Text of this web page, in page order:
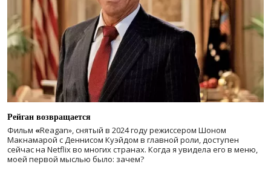
Рейган возвращается
Фильм «Reagan», снятый в 2024 годурежиссером Шоном
Макнамарой с Деннисом Куэйдом в главной роли, доступен
сейчас на Netflix во многих странах. Когда я увидела его в меню,
моей первой мыслью было: зачем?